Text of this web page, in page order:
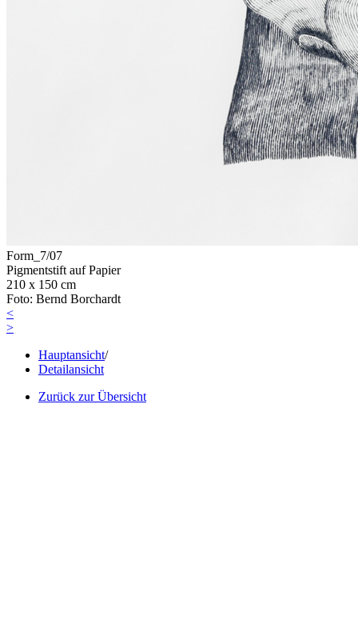
Form_7/07
Pigmentstift auf Papier
210 x 150 cm
Foto: Bernd Borchardt
<
>
Hauptansicht/
Detailansicht
Zurück zur Übersicht